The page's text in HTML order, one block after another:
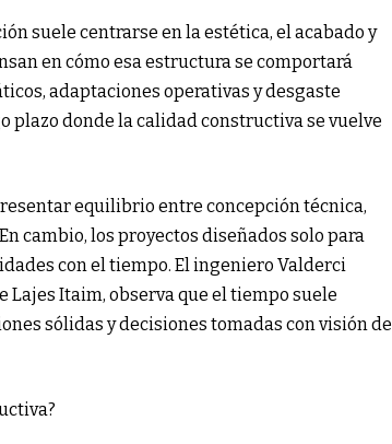
suele centrarse en la estética, el acabado y
en cómo esa estructura se comportará
adaptaciones operativas y desgaste
plazo donde la calidad constructiva se vuelve
equilibrio entre concepción técnica,
cambio, los proyectos diseñados solo para
con el tiempo. El ingeniero Valderci
Lajes Itaim, observa que el tiempo suele
sólidas y decisiones tomadas con visión de